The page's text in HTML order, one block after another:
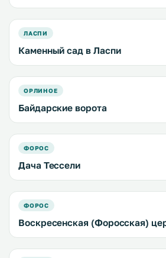
ЛАСПИ
Каменный сад в Ласпи
ОРЛИНОЕ
Байдарские ворота
ФОРОС
Дача Тессели
ФОРОС
Воскресенская (Форосская)